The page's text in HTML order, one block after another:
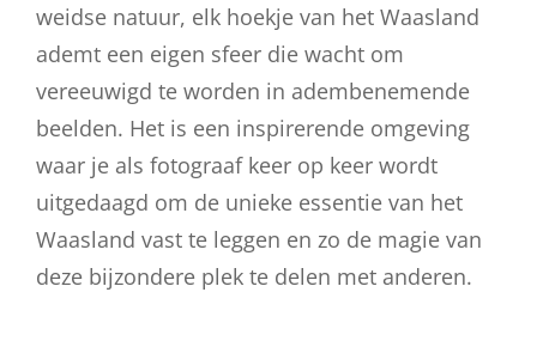
weidse natuur, elk hoekje van het Waasland
ademt een eigen sfeer die wacht om
vereeuwigd te worden in adembenemende
beelden. Het is een inspirerende omgeving
waar je als fotograaf keer op keer wordt
uitgedaagd om de unieke essentie van het
Waasland vast te leggen en zo de magie van
deze bijzondere plek te delen met anderen.